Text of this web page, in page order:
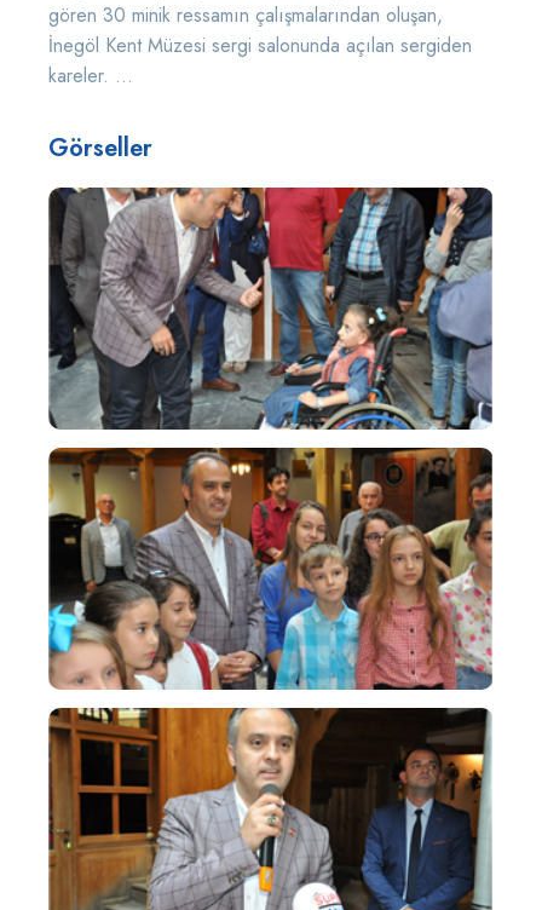
gören 30 minik ressamın çalışmalarından oluşan,
İnegöl Kent Müzesi sergi salonunda açılan sergiden
kareler. ...
Görseller